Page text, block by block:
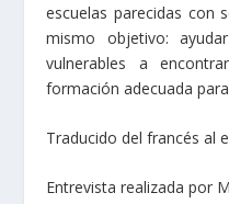
escuelas parecidas con
mismo objetivo:
vulnerables a
formación adecuada
Traducido del francés al
Entrevista realizada por